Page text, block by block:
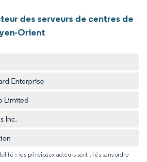
des serveurs de centres de
Orient
Enterprise
Limited
Inc.
: les principaux acteurs sont triés sans ordre